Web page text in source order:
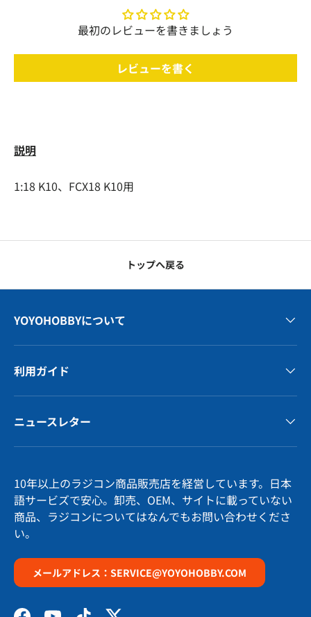
最初のレビューを書きましょう
レビューを書く
説明
1:18 K10、FCX18 K10用
トップへ戻る
YOYOHOBBYについて
利用ガイド
ニュースレター
10年以上のラジコン商品販売店を経営しています。日本
語サービズで安心。卸売、OEM、サイトに載っていない
商品、ラジコンについてはなんでもお問い合わせくださ
い。
メールアドレス：SERVICE@YOYOHOBBY.COM